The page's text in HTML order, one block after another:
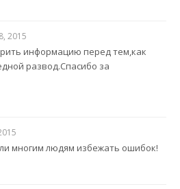
2015
информацию перед тем,как
развод.Спасибо за
многим людям избежать ошибок!